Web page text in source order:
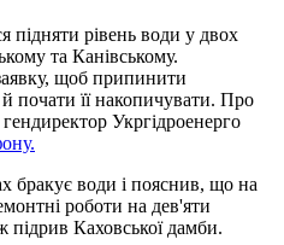
підняти рівень води у двох
та Канівському.
щоб припинити
почати її накопичувати. Про
Укргідроенерго
бракує води і пояснив, що на
роботи на дев'яти
підрив Каховської дамби.